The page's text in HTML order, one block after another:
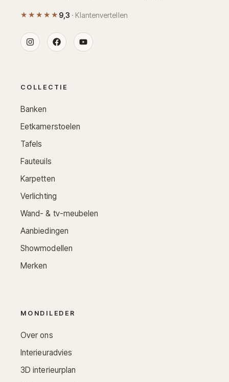
★★★★★ 9,3 · Klantenvertellen
COLLECTIE
Banken
Eetkamerstoelen
Tafels
Fauteuils
Karpetten
Verlichting
Wand- & tv-meubelen
Aanbiedingen
Showmodellen
Merken
MONDILEDER
Over ons
Interieuradvies
3D interieurplan